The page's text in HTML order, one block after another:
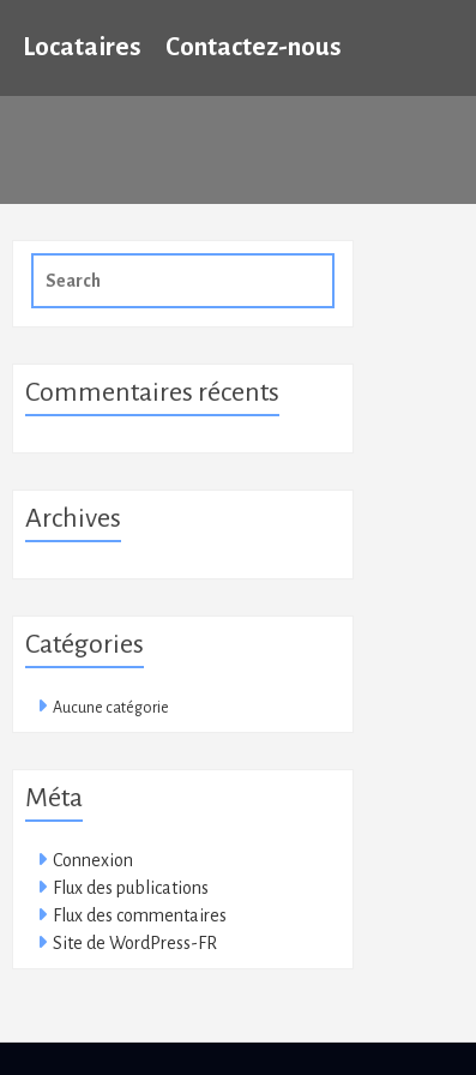
Locataires Contactez-nous
for:
Commentaires récents
Archives
Catégories
Aucune catégorie
Méta
Connexion
Flux des publications
Flux des commentaires
Site de WordPress-FR